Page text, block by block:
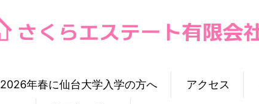
2026年春に仙台大学入学の方へ アクセス